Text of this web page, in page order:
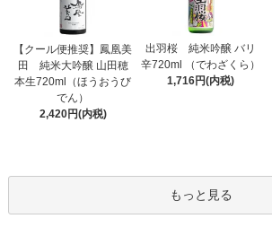
【クール便推奨】鳳凰美
田 純米大吟醸 山田穂
本生720ml（ほうおうび
でん）
2,420円(内税)
出羽桜 純米吟醸 バリ
辛720ml （でわざくら）
1,716円(内税)
もっと見る